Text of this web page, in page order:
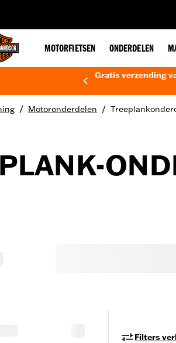
MOTORFIETSEN ONDERDELEN
Gratis verzending
/ Motoronderdelen /
Filters